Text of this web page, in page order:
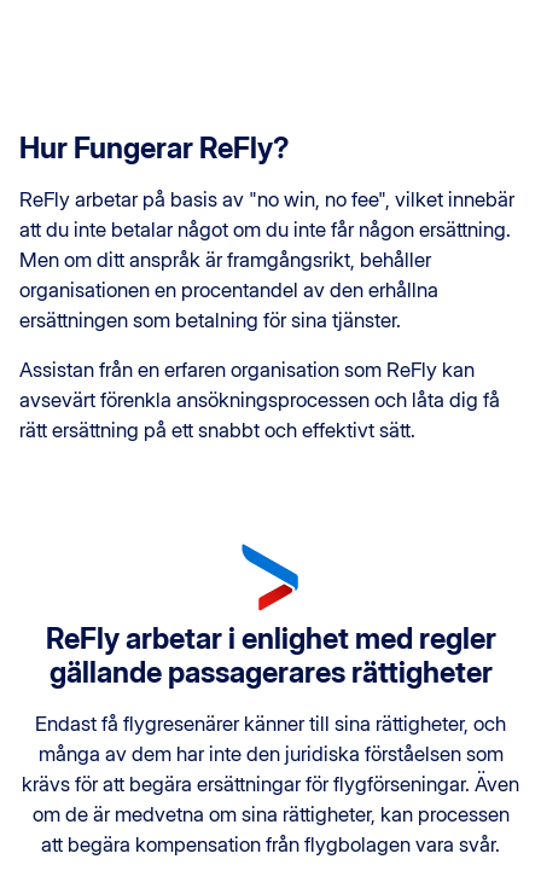
Hur Fungerar ReFly?
ReFly arbetar på basis av "no win, no fee", vilket innebär
att du inte betalar något om du inte får någon ersättning.
Men om ditt anspråk är framgångsrikt, behåller
organisationen en procentandel av den erhållna
ersättningen som betalning för sina tjänster.
Assistan från en erfaren organisation som ReFly kan
avsevärt förenkla ansökningsprocessen och låta dig få
rätt ersättning på ett snabbt och effektivt sätt.
ReFly arbetar i enlighet med regler
gällande passagerares rättigheter
Endast få flygresenärer känner till sina rättigheter, och
många av dem har inte den juridiska förståelsen som
krävs för att begära ersättningar för flygförseningar. Även
om de är medvetna om sina rättigheter, kan processen
att begära kompensation från flygbolagen vara svår.